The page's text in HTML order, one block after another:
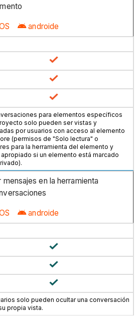
androide
para elementos específicos
solo pueden ser vistas y
por usuarios con acceso al elemento
(permisos de "Solo lectura" o
para la herramienta del elemento y
si un elemento está marcado
mensajes en la herramienta
androide
solo pueden ocultar una conversación
propia vista.